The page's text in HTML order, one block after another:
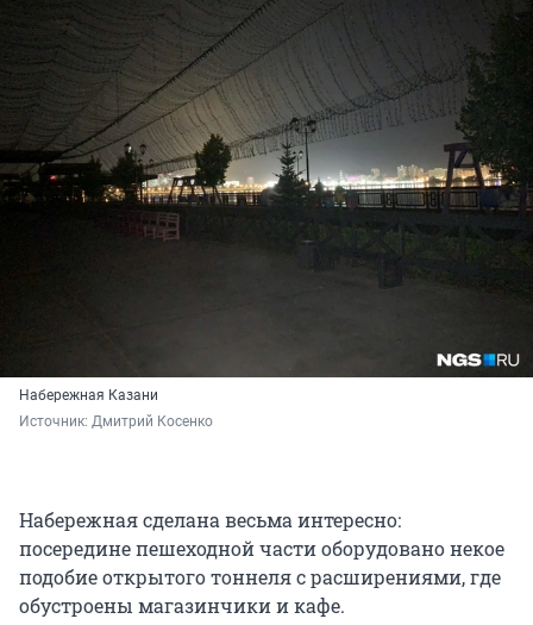
Набережная Казани
Источник: Дмитрий Косенко
Набережная сделана весьма интересно:
посередине пешеходной части оборудовано некое
подобие открытого тоннеля с расширениями, где
обустроены магазинчики и кафе.